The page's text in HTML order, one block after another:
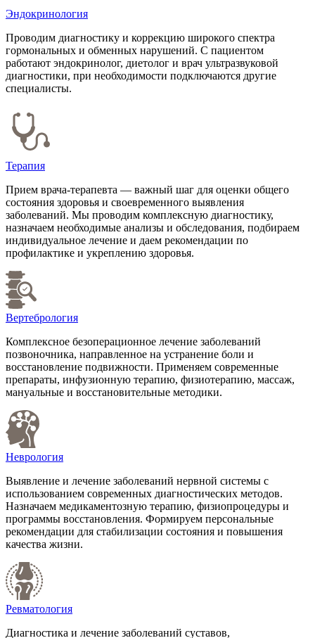
Эндокринология
Проводим диагностику и коррекцию широкого спектра
гормональных и обменных нарушений. С пациентом
работают эндокринолог, диетолог и врач ультразвуковой
диагностики, при необходимости подключаются другие
специалисты.
Терапия
Прием врача-терапевта — важный шаг для оценки общего
состояния здоровья и своевременного выявления
заболеваний. Мы проводим комплексную диагностику,
назначаем необходимые анализы и обследования, подбираем
индивидуальное лечение и даем рекомендации по
профилактике и укреплению здоровья.
Вертебрология
Комплексное безоперационное лечение заболеваний
позвоночника, направленное на устранение боли и
восстановление подвижности. Применяем современные
препараты, инфузионную терапию, физиотерапию, массаж,
мануальные и восстановительные методики.
Неврология
Выявление и лечение заболеваний нервной системы с
использованием современных диагностических методов.
Назначаем медикаментозную терапию, физиопроцедуры и
программы восстановления. Формируем персональные
рекомендации для стабилизации состояния и повышения
качества жизни.
Ревматология
Диагностика и лечение заболеваний суставов,